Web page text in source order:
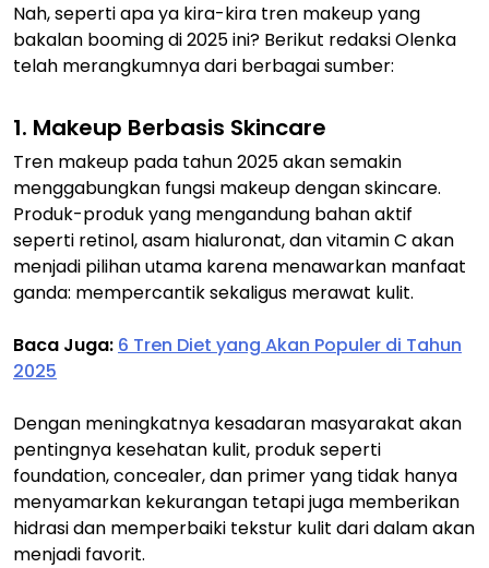
Nah, seperti apa ya kira-kira tren makeup yang
bakalan booming di 2025 ini? Berikut redaksi Olenka
telah merangkumnya dari berbagai sumber:
1. Makeup Berbasis Skincare
Tren makeup pada tahun 2025 akan semakin
menggabungkan fungsi makeup dengan skincare.
Produk-produk yang mengandung bahan aktif
seperti retinol, asam hialuronat, dan vitamin C akan
menjadi pilihan utama karena menawarkan manfaat
ganda: mempercantik sekaligus merawat kulit.
Baca Juga: 6 Tren Diet yang Akan Populer di Tahun
2025
Dengan meningkatnya kesadaran masyarakat akan
pentingnya kesehatan kulit, produk seperti
foundation, concealer, dan primer yang tidak hanya
menyamarkan kekurangan tetapi juga memberikan
hidrasi dan memperbaiki tekstur kulit dari dalam akan
menjadi favorit.